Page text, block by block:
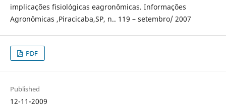
implicações fisiológicas eagronômicas. Informações
Agronômicas ,Piracicaba,SP, n.. 119 – setembro/ 2007
PDF
Published
12-11-2009